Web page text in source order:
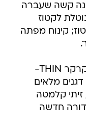
קשה שעברה
לקטוז
קינוח מפתה
המותג פיטנס שעשה מהפכה עם קרקר THIN-
מלאים
זיתי קלמטה
חדשה